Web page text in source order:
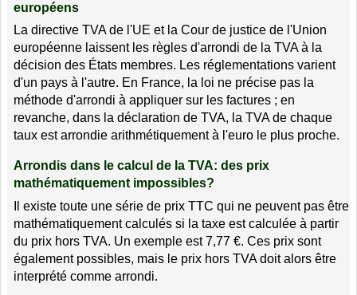
européens
La directive TVA de l'UE et la Cour de justice de l'Union
européenne laissent les règles d'arrondi de la TVA à la
décision des États membres. Les réglementations varient
d'un pays à l'autre. En France, la loi ne précise pas la
méthode d'arrondi à appliquer sur les factures ; en
revanche, dans la déclaration de TVA, la TVA de chaque
taux est arrondie arithmétiquement à l'euro le plus proche.
Arrondis dans le calcul de la TVA: des prix
mathématiquement impossibles?
Il existe toute une série de prix TTC qui ne peuvent pas être
mathématiquement calculés si la taxe est calculée à partir
du prix hors TVA. Un exemple est 7,77 €. Ces prix sont
également possibles, mais le prix hors TVA doit alors être
interprété comme arrondi.